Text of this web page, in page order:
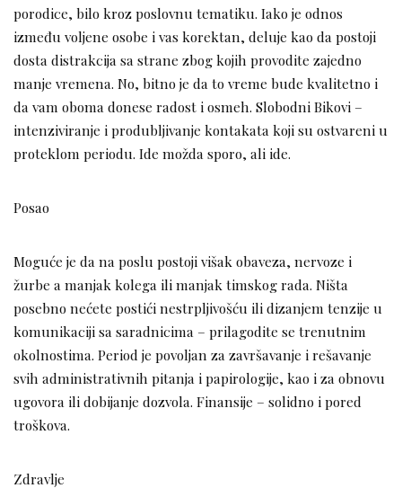
porodice, bilo kroz poslovnu tematiku. Iako je odnos
između voljene osobe i vas korektan, deluje kao da postoji
dosta distrakcija sa strane zbog kojih provodite zajedno
manje vremena. No, bitno je da to vreme bude kvalitetno i
da vam oboma donese radost i osmeh. Slobodni Bikovi –
intenziviranje i produbljivanje kontakata koji su ostvareni u
proteklom periodu. Ide možda sporo, ali ide.
Posao
Moguće je da na poslu postoji višak obaveza, nervoze i
žurbe a manjak kolega ili manjak timskog rada. Ništa
posebno nećete postići nestrpljivošću ili dizanjem tenzije u
komunikaciji sa saradnicima – prilagodite se trenutnim
okolnostima. Period je povoljan za završavanje i rešavanje
svih administrativnih pitanja i papirologije, kao i za obnovu
ugovora ili dobijanje dozvola. Finansije – solidno i pored
troškova.
Zdravlje